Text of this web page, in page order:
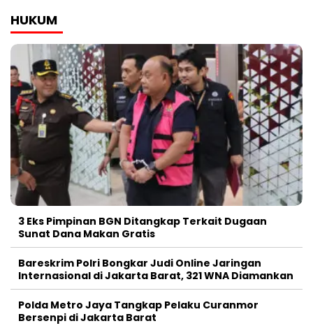
HUKUM
3 Eks Pimpinan BGN Ditangkap Terkait Dugaan
Sunat Dana Makan Gratis
Bareskrim Polri Bongkar Judi Online Jaringan
Internasional di Jakarta Barat, 321 WNA Diamankan
Polda Metro Jaya Tangkap Pelaku Curanmor
Bersenpi di Jakarta Barat